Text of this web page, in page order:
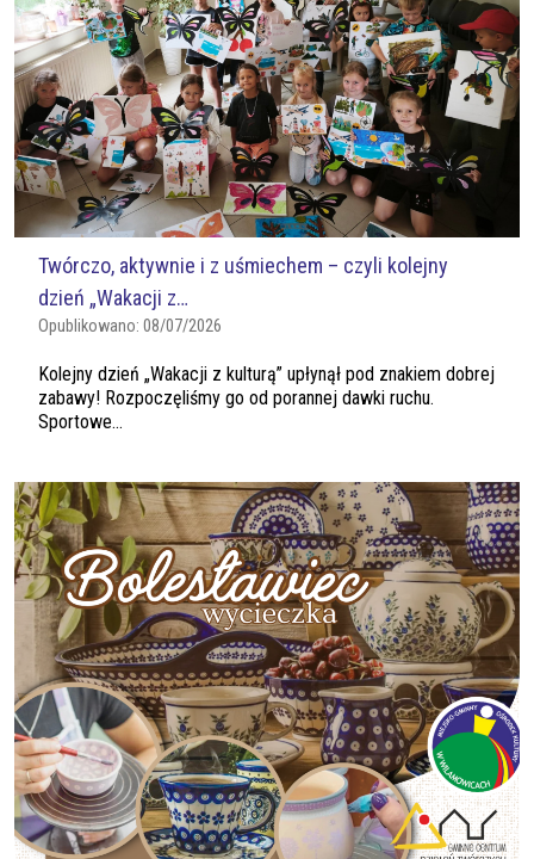
Twórczo, aktywnie i z uśmiechem – czyli kolejny
dzień „Wakacji z…
Opublikowano: 08/07/2026
Kolejny dzień „Wakacji z kulturą” upłynął pod znakiem dobrej
zabawy! Rozpoczęliśmy go od porannej dawki ruchu.
Sportowe...